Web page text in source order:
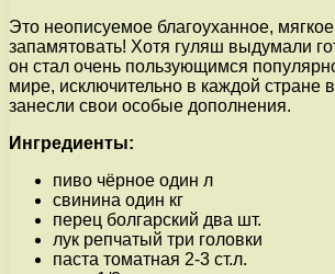
Это неописуемое благоуханное,
запамятовать! Хотя гуляш выдумали
он стал очень пользующимся
мире, исключительно в каждой стране
занесли свои особые дополнения.
Ингредиенты:
пиво чёрное один л
свинина один кг
перец болгарский два шт.
лук репчатый три головки
паста томатная 2-3 ст.л.